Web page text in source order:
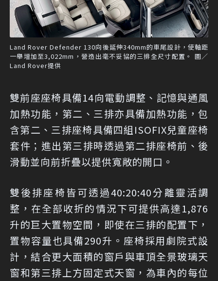
Land Rover Defender 130向後延伸340mm的車尾設計，使軸距
一舉增加至3,022mm，營造出毫不妥協的三排全尺寸配置。 圖／
Land Rover提供
雙前座座椅具備14向電動調整、記憶與通風
加熱功能，第二、三排亦具備加熱功能，包
含第二、三排座椅具備四組ISOFIX兒童座椅
套件；進出第三排時透過第二排座椅前、後
滑動並向前折疊以提供寬敞的開口。
雙後排座椅皆可透過40:20:40分離靈活調
整，在全部收折的情況下可提供高達1,876
升的巨大置物空間，即使在三排的配置下，
置物容量也具備290升。座椅採用劇院式設
計，結合更大面積的窗戶與車頂全景玻璃天
窗和第三排上方固定式天窗，為車內的每位